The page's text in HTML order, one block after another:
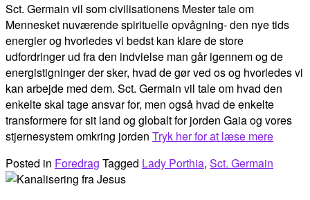
Sct. Germain vil som civilisationens Mester tale om
Mennesket nuværende spirituelle opvågning- den nye tids
energier og hvorledes vi bedst kan klare de store
udfordringer ud fra den indvielse man går igennem og de
energistigninger der sker, hvad de gør ved os og hvorledes vi
kan arbejde med dem. Sct. Germain vil tale om hvad den
enkelte skal tage ansvar for, men også hvad de enkelte
transformere for sit land og globalt for jorden Gaia og vores
stjernesystem omkring jorden Tryk her for at læse mere
Posted in Foredrag Tagged Lady Porthia, Sct. Germain